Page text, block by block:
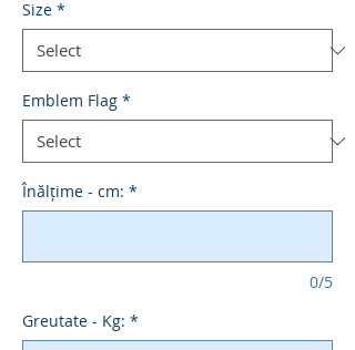
Size *
Emblem Flag *
Înălțime - cm: *
0/5
Greutate - Kg: *